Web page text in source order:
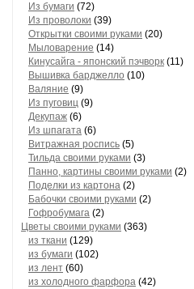
Из бумаги (72)
Из проволоки (39)
Открытки своими руками (20)
Мыловарение (14)
Кинусайга - японский пэчворк (11)
Вышивка барджелло (10)
Валяние (9)
Из пуговиц (9)
Декупаж (6)
Из шпагата (6)
Витражная роспись (5)
Тильда своими руками (3)
Панно, картины своими руками (2)
Поделки из картона (2)
Бабочки своими руками (2)
Гофробумага (2)
Цветы своими руками (363)
из ткани (129)
из бумаги (102)
из лент (60)
из холодного фарфора (42)